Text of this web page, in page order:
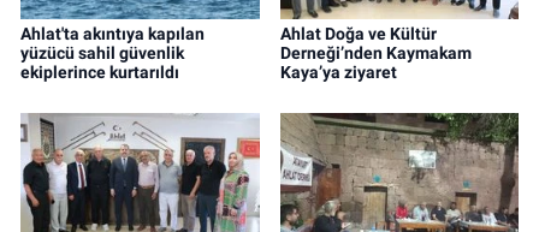
Ahlat'ta akıntıya kapılan
yüzücü sahil güvenlik
ekiplerince kurtarıldı
Ahlat Doğa ve Kültür
Derneği’nden Kaymakam
Kaya’ya ziyaret